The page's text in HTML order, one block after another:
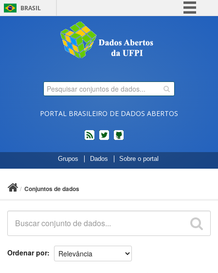
BRASIL
Comunica BR
Participe
Legislação
PORTAL BRASILEIRO DE DADOS ABERTOS
feed twitterCódigos
fonte
de
no
Grupos Dados Sobre o portal
Conjuntos de dados
Ordenar por